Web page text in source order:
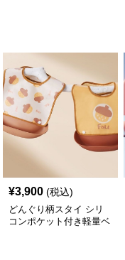
¥3,900 (税込)
どんぐり柄スタイ シリ
コンポケット付き軽量ベ